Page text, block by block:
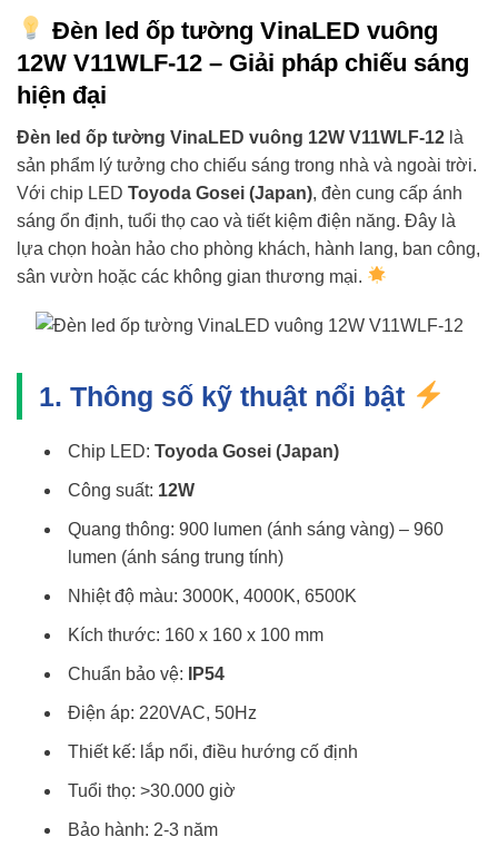
Đèn led ốp tường VinaLED vuông
12W V11WLF-12 – Giải pháp chiếu sáng
hiện đại
Đèn led ốp tường VinaLED vuông 12W V11WLF-12 là
sản phẩm lý tưởng cho chiếu sáng trong nhà và ngoài trời.
Với chip LED Toyoda Gosei (Japan), đèn cung cấp ánh
sáng ổn định, tuổi thọ cao và tiết kiệm điện năng. Đây là
lựa chọn hoàn hảo cho phòng khách, hành lang, ban công,
sân vườn hoặc các không gian thương mại.
1. Thông số kỹ thuật nổi bật
Chip LED: Toyoda Gosei (Japan)
Công suất: 12W
Quang thông: 900 lumen (ánh sáng vàng) – 960
lumen (ánh sáng trung tính)
Nhiệt độ màu: 3000K, 4000K, 6500K
Kích thước: 160 x 160 x 100 mm
Chuẩn bảo vệ: IP54
Điện áp: 220VAC, 50Hz
Thiết kế: lắp nổi, điều hướng cố định
Tuổi thọ: >30.000 giờ
Bảo hành: 2-3 năm